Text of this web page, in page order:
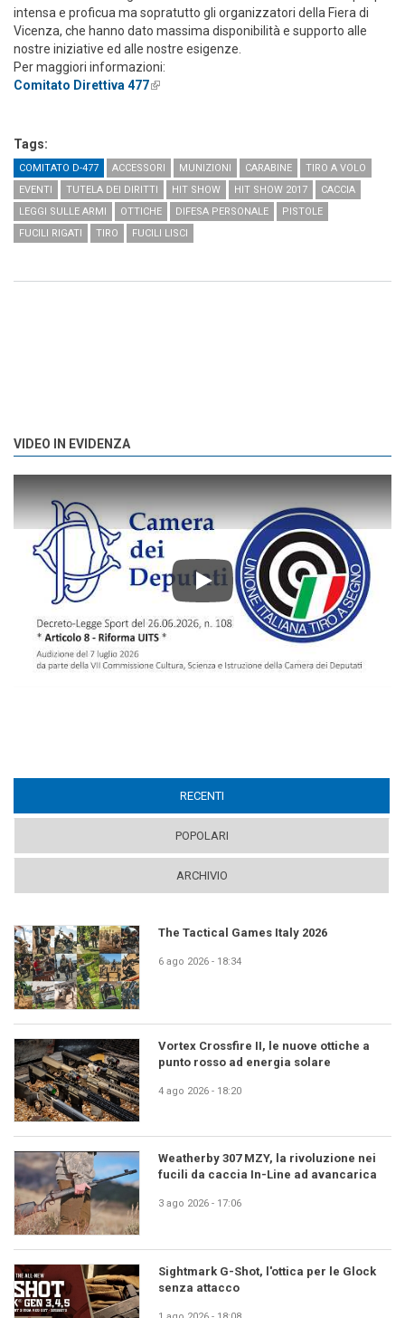
intensa e proficua ma sopratutto gli organizzatori della Fiera di
Vicenza, che hanno dato massima disponibilità e supporto alle
nostre iniziative ed alle nostre esigenze.
Per maggiori informazioni:
Comitato Direttiva 477(link is external)
Tags:
COMITATO D-477 ACCESSORI MUNIZIONI CARABINE
TIRO A VOLO
EVENTI
TUTELA DEI DIRITTI HIT SHOW HIT SHOW 2017
CACCIA
LEGGI SULLE ARMI
OTTICHE DIFESA PERSONALE
PISTOLE
FUCILI RIGATI
TIRO FUCILI LISCI
VIDEO IN EVIDENZA
Play
RECENTI
POPOLARI
ARCHIVIO
The Tactical Games Italy 2026
6 ago 2026 - 18:34
Vortex Crossfire II, le nuove ottiche a
punto rosso ad energia solare
4 ago 2026 - 18:20
Weatherby 307 MZY, la rivoluzione nei
fucili da caccia In-Line ad avancarica
3 ago 2026 - 17:06
Sightmark G-Shot, l'ottica per le Glock
senza attacco